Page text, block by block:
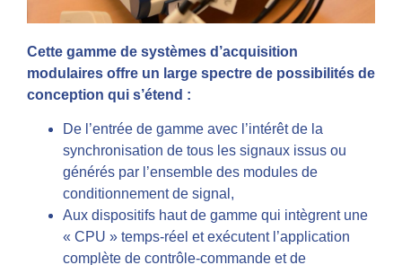
Cette gamme de systèmes d’acquisition
modulaires offre un large spectre de possibilités de
conception qui s’étend :
De l’entrée de gamme avec l’intérêt de la
synchronisation de tous les signaux issus ou
générés par l’ensemble des modules de
conditionnement de signal,
Aux dispositifs haut de gamme qui intègrent une
« CPU » temps-réel et exécutent l’application
complète de contrôle-commande et de